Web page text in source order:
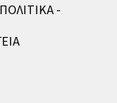
ΠΟΛΙΤΙΚΑ